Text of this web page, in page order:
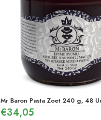
Mr Baron Pasta Zoet 240 g, 48
€34,05